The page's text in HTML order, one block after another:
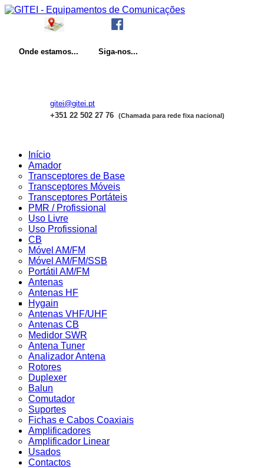
Ondeestamos... Siga-nos...
gitei@gitei.pt
+351 22 502 27 76
(Chamada para rede fixa nacional)
Início
Amador
Transceptores de Base
Transceptores Móveis
Transceptores Portáteis
PMR / Profissional
Uso Livre
Uso Profissional
CB
Móvel AM/FM
Móvel AM/FM/SSB
Portátil AM/FM
Antenas
Antenas HF
Hygain
Antenas VHF/UHF
Antenas CB
Medidor SWR
Antena Tuner
Analizador Antena
Rotores
Duplexer
Balun
Comutador
Suportes
Fichas e Cabos Coaxiais
Amplificadores
Amplificador Linear
Usados
Contactos